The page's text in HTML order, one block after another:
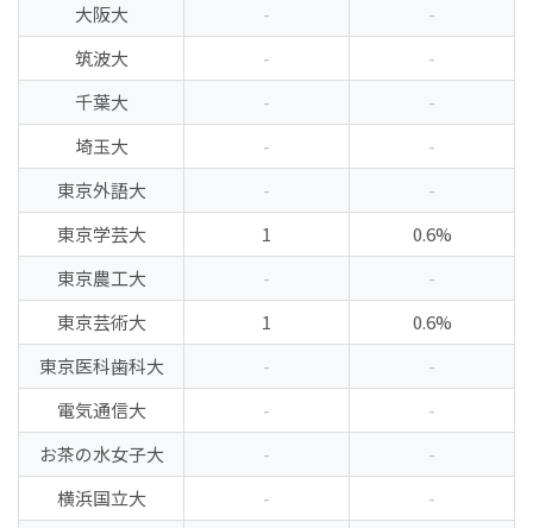
大阪大
-
-
筑波大
-
-
千葉大
-
-
埼玉大
-
-
東京外語大
-
-
東京学芸大
1
0.6%
東京農工大
-
-
東京芸術大
1
0.6%
東京医科歯科大
-
-
電気通信大
-
-
お茶の水女子大
-
-
横浜国立大
-
-